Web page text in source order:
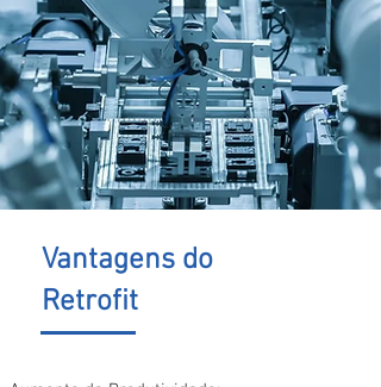
Vantagens do
Retrofit